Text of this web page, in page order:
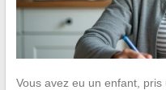
Vous avez eu un enfant,